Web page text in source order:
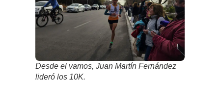
Desde el vamos, Juan Martín Fernández
lideró los 10K.